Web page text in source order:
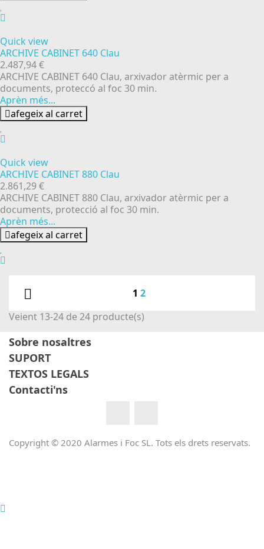
Quick view
ARCHIVE CABINET 640 Clau
2.487,94 €
ARCHIVE CABINET 640 Clau, arxivador atèrmic per a
documents, proteccó al foc 30 min.
Aprèn més...
afegeix al carret
Quick view
ARCHIVE CABINET 880 Clau
2.861,29 €
ARCHIVE CABINET 880 Clau, arxivador atèrmic per a
documents, protecció al foc 30 min.
Aprèn més...
afegeix al carret
 1 2
Veient 13-24 de 24 producte(s)
Sobre nosaltres
SUPORT
TEXTOS LEGALS
Contacti'ns
Copyright © 2020 Alarmes i Foc SL. Tots els drets reservats.